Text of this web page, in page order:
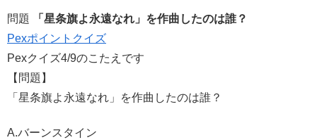
問題
「星条旗よ永遠なれ」を作曲したのは誰？
Pexポイントクイズ
Pexクイズ4/9のこたえです
【問題】
「星条旗よ永遠なれ」を作曲したのは誰？
A.バーンスタイン